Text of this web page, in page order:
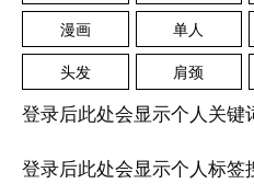
漫画 单人
头发 肩颈
登录后此处会显示个人关键
登录后此处会显示个人标签